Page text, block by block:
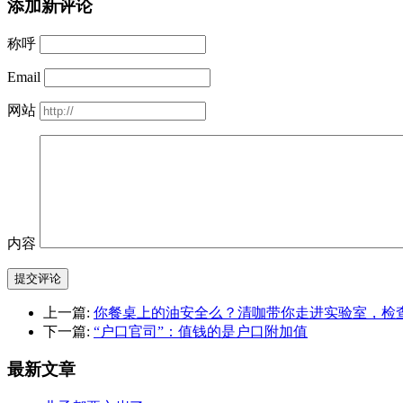
添加新评论
称呼
Email
网站
内容
提交评论
上一篇: 你餐桌上的油安全么？清咖带你走进实验室，检
下一篇: “户口官司”：值钱的是户口附加值
最新文章